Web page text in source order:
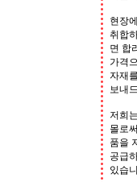
현장
취합
면 합
가격
자재
보내
저희
몰로
품을
공급
있습